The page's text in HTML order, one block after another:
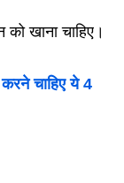
खाना चाहिए।
चाहिए ये 4